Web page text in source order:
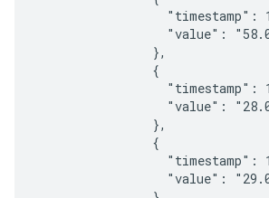
"timestamp":
"value":
                },
                {
"timestamp":
"value":
                },
                {
"timestamp":
"value":